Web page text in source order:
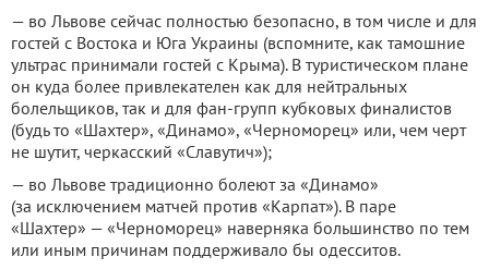
— во Львове сейчас полностью безопасно, в том числе и для
гостей с Востока и Юга Украины (вспомните, как тамошние
ультрас принимали гостей с Крыма). В туристическом плане
он куда более привлекателен как для нейтральных
болельщиков, так и для фан-групп кубковых финалистов
(будь то «Шахтер», «Динамо», «Черноморец» или, чем черт
не шутит, черкасский «Славутич»);
— во Львове традиционно болеют за «Динамо»
(за исключением матчей против «Карпат»). В паре
«Шахтер» — «Черноморец» наверняка большинство по тем
или иным причинам поддерживало бы одесситов.